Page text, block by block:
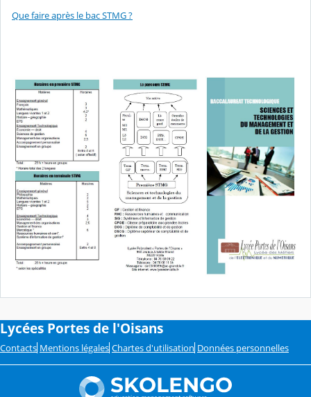
Que faire après le bac STMG ?
Lycées Portes de l'Oisans
Contacts Mentions légales Chartes d'utilisation Données personnelles